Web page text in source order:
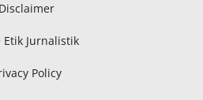
Disclaimer
Etik Jurnalistik
Policy